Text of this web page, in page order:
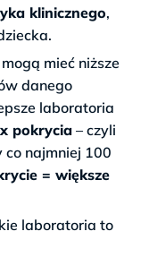
klinicznego,
mieć niższe
danego
laboratoria
pokrycia– czyli
najmniej 100
= większe
laboratoria to